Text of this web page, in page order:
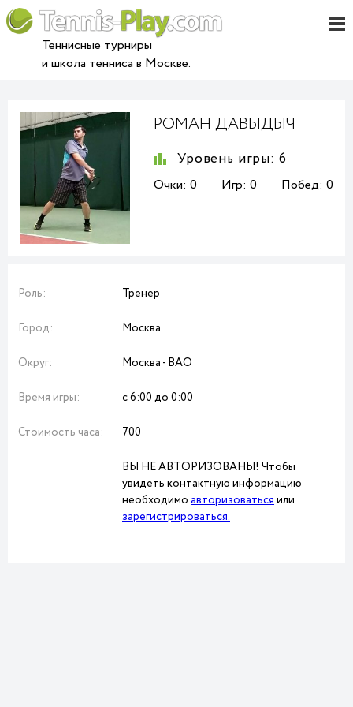
Теннисные турниры
и школа тенниса в Москве.
РОМАН ДАВЫДЫЧ
Уровень игры: 6
Очки: 0 Игр: 0 Побед: 0
Роль: Тренер
Город: Москва
Округ: Москва - ВАО
Время игры: с 6:00 до 0:00
Стоимость часа: 700
ВЫ НЕ АВТОРИЗОВАНЫ! Чтобы
увидеть контактную информацию
необходимо авторизоватьсяили
зарегистрироваться.